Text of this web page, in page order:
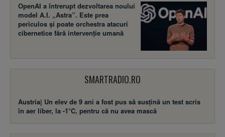
OpenAI a întrerupt dezvoltarea noului
model A.I. „Astra”. Este prea
periculos și poate orchestra atacuri
cibernetice fără intervenție umană
SMARTRADIO.RO
Austria| Un elev de 9 ani a fost pus să susţină un test scris
în aer liber, la -1°C, pentru că nu avea mască